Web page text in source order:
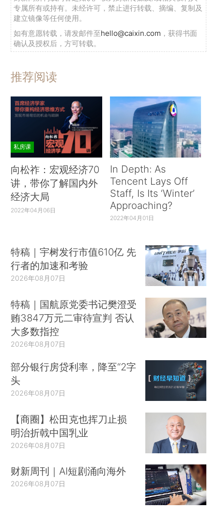
专属所有或持有。未经许可，禁止进行转载、摘编、复制及
建立镜像等任何使用。
如有意愿转载，请发邮件至hello@caixin.com ，获得书面
确认及授权后，方可转载。
推荐阅读
私房课
向松祚：宏观经济70
讲，带你了解国内外
经济大局
2022年04月06日
In Depth: As
Tencent Lays Off
Staff, Is Its ‘Winter’
Approaching?
2022年04月01日
特稿｜宇树发行市值610亿 先
行者的加速和考验
2026年08月07日
特稿｜国航原党委书记樊澄受
贿3847万元二审待宣判 否认
大多数指控
2026年08月07日
部分银行房贷利率，降至“2字
头
2026年08月07日
【商圈】松田克也挥刀止损
明治折戟中国乳业
2026年08月07日
财新周刊｜AI短剧涌向海外
2026年08月07日